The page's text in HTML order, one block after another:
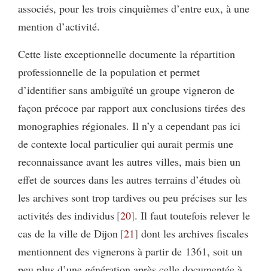
associés, pour les trois cinquièmes d’entre eux, à une
mention d’activité.
Cette liste exceptionnelle documente la répartition
professionnelle de la population et permet
d’identifier sans ambiguïté un groupe vigneron de
façon précoce par rapport aux conclusions tirées des
monographies régionales. Il n’y a cependant pas ici
de contexte local particulier qui aurait permis une
reconnaissance avant les autres villes, mais bien un
effet de sources dans les autres terrains d’études où
les archives sont trop tardives ou peu précises sur les
activités des individus 20 . Il faut toutefois relever le
cas de la ville de Dijon 21 dont les archives fiscales
mentionnent des vignerons à partir de 1361, soit un